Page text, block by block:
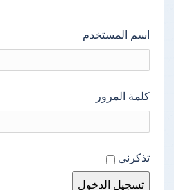
اسم المستخدم
كلمة المرور
تذكرنى